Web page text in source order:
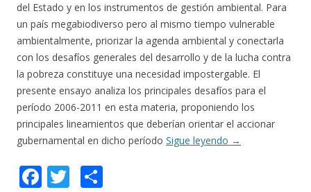
del Estado y en los instrumentos de gestión ambiental. Para
un país megabiodiverso pero al mismo tiempo vulnerable
ambientalmente, priorizar la agenda ambiental y conectarla
con los desafíos generales del desarrollo y de la lucha contra
la pobreza constituye una necesidad impostergable. El
presente ensayo analiza los principales desafíos para el
período 2006-2011 en esta materia, proponiendo los
principales lineamientos que deberían orientar el accionar
gubernamental en dicho período Sigue leyendo →
F T